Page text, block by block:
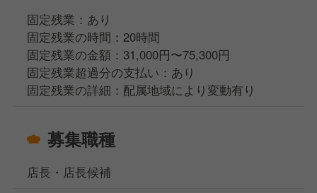
固定残業：あり
固定残業の時間：20時間
固定残業の金額：31,000円〜75,300円
固定残業超過分の支払い：あり
固定残業の詳細：配属地域により変動有り
募集職種
店長・店長候補